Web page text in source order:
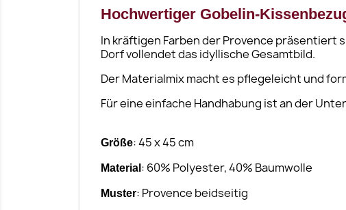
Hochwertiger Gobelin-
In kräftigen Farben der Provence präsentiert
Dorf vollendet das idyllische Gesamtbild.
Der Materialmix macht es pflegeleicht und
Für eine einfache Handhabung ist an der
Größe: 45 x 45 cm
Material : 60% Polyester, 40% Baumwolle
Muster: Provence beidseitig